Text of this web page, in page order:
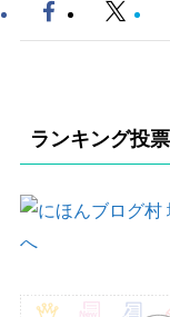
ランキング投